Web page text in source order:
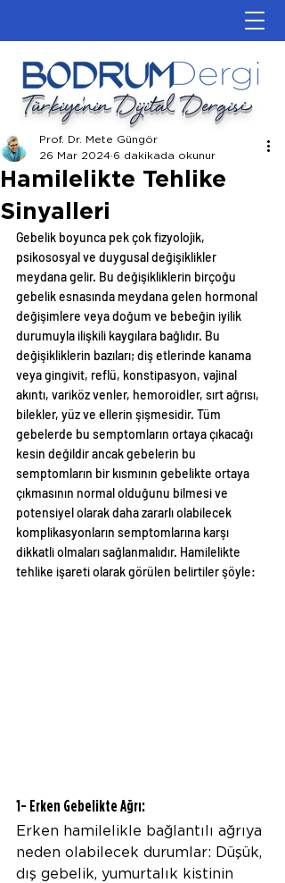
Türkiye'nin Dijital Dergisi
Hamilelikte Tehlike
Sinyalleri
Prof. Dr. Mete Güngör
26 Mar 2024 6 dakikada okunur
Gebelik boyunca pek çok fizyolojik,
psikososyal ve duygusal değişiklikler
meydana gelir. Bu değişikliklerin birçoğu
gebelik esnasında meydana gelen hormonal
değişimlere veya doğum ve bebeğin iyilik
durumuyla ilişkili kaygılara bağlıdır. Bu
değişikliklerin bazıları; diş etlerinde kanama
veya gingivit, reflü, konstipasyon, vajinal
akıntı, variköz venler, hemoroidler, sırt ağrısı,
bilekler, yüz ve ellerin şişmesidir. Tüm
gebelerde bu semptomların ortaya çıkacağı
kesin değildir ancak gebelerin bu
semptomların bir kısmının gebelikte ortaya
çıkmasının normal olduğunu bilmesi ve
potensiyel olarak daha zararlı olabilecek
komplikasyonların semptomlarına karşı
dikkatli olmaları sağlanmalıdır. Hamilelikte
tehlike işareti olarak görülen belirtiler şöyle:
1- Erken Gebelikte Ağrı:
Erken hamilelikle bağlantılı ağrıya
neden olabilecek durumlar: Düşük,
dış gebelik, yumurtalık kistinin